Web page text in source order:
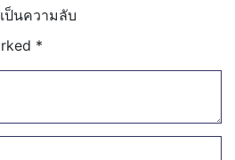
ป็นความลับ
*